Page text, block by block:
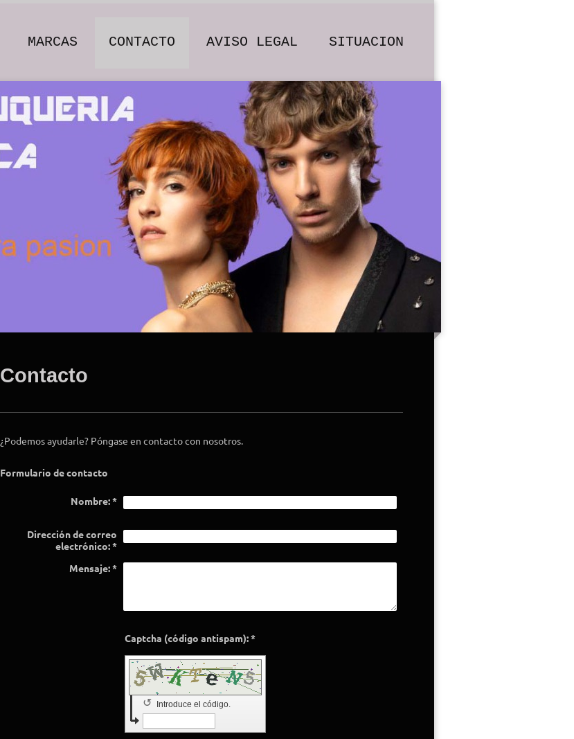
MARCAS CONTACTO AVISO LEGAL SITUACION
Contacto
¿Podemos ayudarle? Póngase en contacto con nosotros.
Formulario de contacto
Nombre:*
Dirección de correo
electrónico:*
Mensaje:*
Captcha (código antispam): *
Introduce el código.
↺